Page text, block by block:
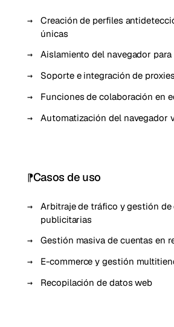
Creación de perfiles
únicas
Aislamiento del navegador
Soporte e integración de proxies
Funciones de colaboración en
Automatización del navegador
Casos de uso
Arbitraje de tráfico y gestión de
publicitarias
Gestión masiva de cuentas en
E-commerce y gestión
Recopilación de datos web